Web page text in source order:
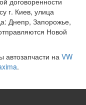
г. Киев, улица
Днепр, Запорожье,
Новой
автозапчасти на VW
.